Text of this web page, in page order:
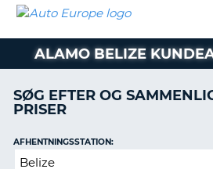
BILUDLEJNING
AUTOCAMPER
AUTO
EUROPE
BILUDLEJNING
AUTOCAMPER
LEJE
SUPPORT
ALAMO BELIZE
SØG EFTER OG
PRISER
Vil
AFHENTNINGSSTATION: